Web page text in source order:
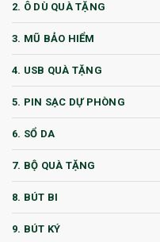
2. Ô DÙ QUÀ TẶNG
3. MŨ BẢO HIỂM
4. USB QUÀ TẶNG
5. PIN SẠC DỰ PHÒNG
6. SỔ DA
7. BỘ QUÀ TẶNG
8. BÚT BI
9. BÚT KÝ